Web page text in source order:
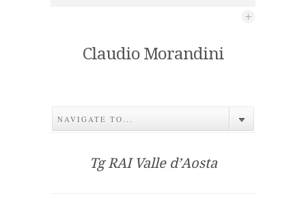
Claudio Morandini
NAVIGATE TO...
Tg RAI Valle d’Aosta